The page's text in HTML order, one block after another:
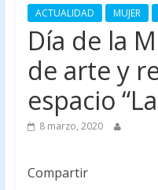
ACTUALIDAD MUJER
Día de la
de arte y
espacio
8 marzo, 2020
Compartir